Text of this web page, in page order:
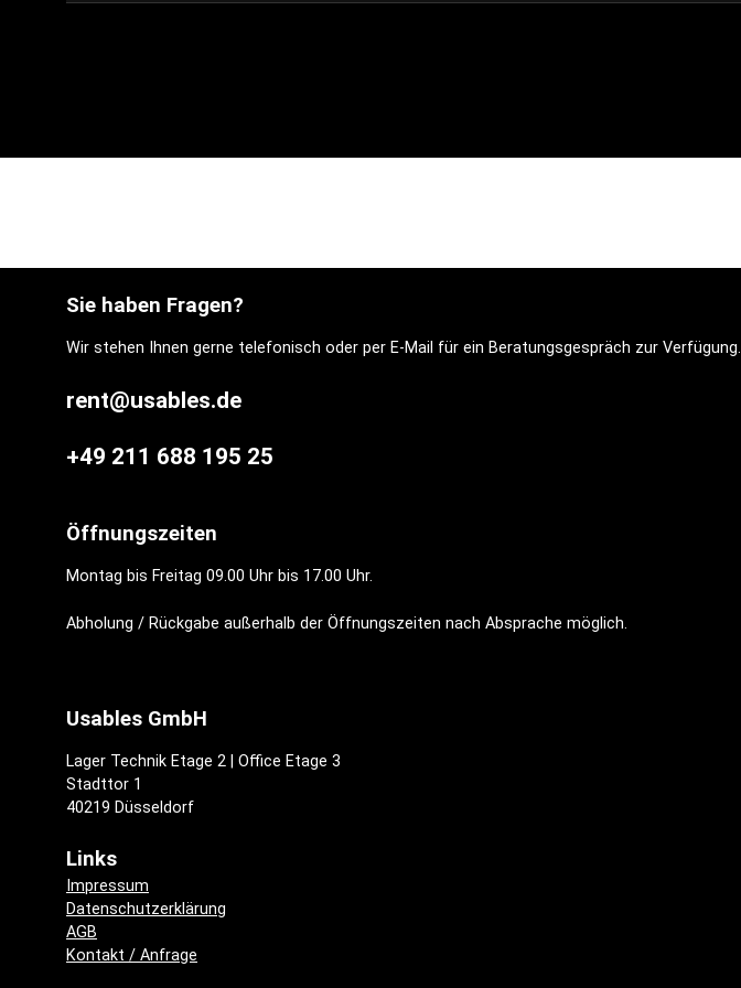
Sie haben Fragen?
Wir stehen Ihnen gerne telefonisch oder per E-Mail für ein Beratungsgespräch zur Verfügung.
rent@usables.de
+49 211 688 195 25
Öffnungszeiten
Montag bis Freitag 09.00 Uhr bis 17.00 Uhr.
Abholung / Rückgabe außerhalb der Öffnungszeiten nach Absprache möglich.
Usables GmbH
Lager Technik Etage 2 | Office Etage 3
Stadttor 1
40219 Düsseldorf
Links
Impressum
Datenschutzerklärung
AGB
Kontakt / Anfrage